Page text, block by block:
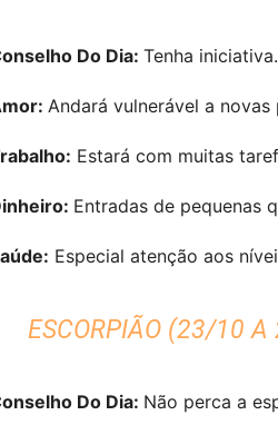
Do Dia: Tenha iniciativa.
Andará vulnerável a novas
Estará com muitas
Entradas de pequenas
Especial atenção aos
ESCORPIÃO (23/10
Do Dia: Não perca a